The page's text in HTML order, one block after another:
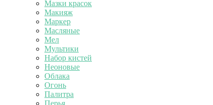
Мазки красок
Макияж
Маркер
Масляные
Мел
Мультики
Набор кистей
Неоновые
Облака
Огонь
Палитра
Перья